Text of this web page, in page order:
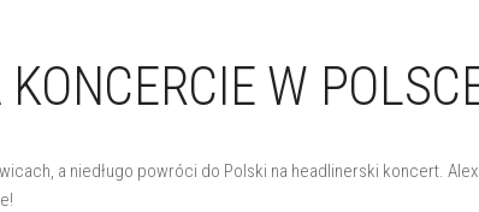
W
a niedługo powróci do Polski na headlinerski koncert.